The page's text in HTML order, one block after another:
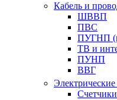
Кабель и
ШВВП
ПВС
ПУГНП
ТВ и
ПУНП
ВВГ